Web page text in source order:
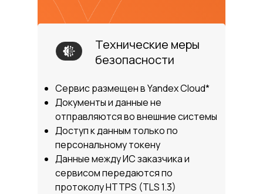
Технические меры
безопасности
Сервис размещен в Yandex Cloud*
Документы и данные не
отправляются во внешние системы
Доступ к данным только по
персональному токену
Данные между ИС заказчика и
сервисом передаются по
протоколу HTTPS (TLS 1.3)